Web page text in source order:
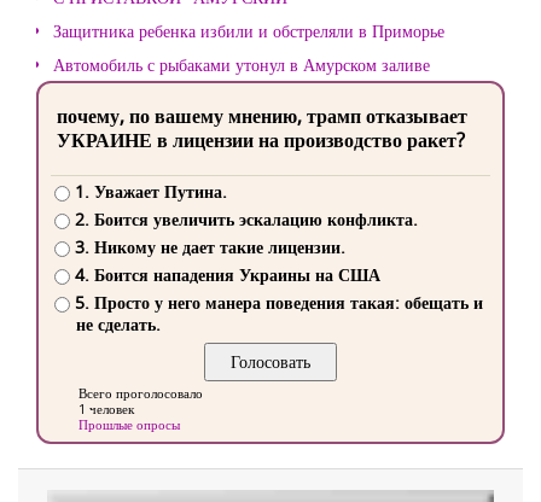
Защитника ребенка избили и обстреляли в Приморье
Автомобиль с рыбаками утонул в Амурском заливе
почему, по вашему мнению, трамп отказывает
УКРАИНЕ в лицензии на производство ракет?
1. Уважает Путина.
2. Боится увеличить эскалацию конфликта.
3. Никому не дает такие лицензии.
4. Боится нападения Украины на США
5. Просто у него манера поведения такая: обещать и
не сделать.
Всего проголосовало
1 человек
Прошлые опросы